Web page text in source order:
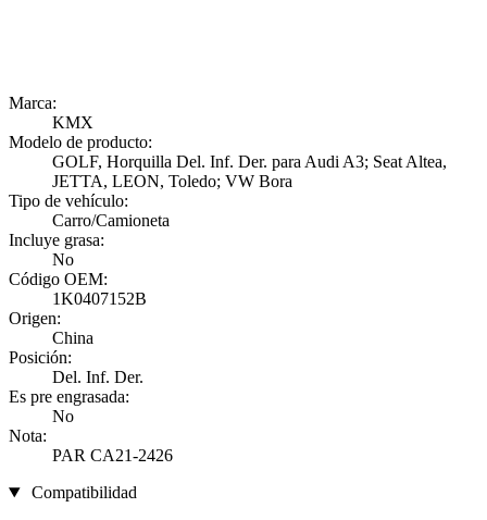
Marca:
KMX
Modelo de producto:
GOLF, Horquilla Del. Inf. Der. para Audi A3; Seat Altea,
JETTA, LEON, Toledo; VW Bora
Tipo de vehículo:
Carro/Camioneta
Incluye grasa:
No
Código OEM:
1K0407152B
Origen:
China
Posición:
Del. Inf. Der.
Es pre engrasada:
No
Nota:
PAR CA21-2426
Compatibilidad